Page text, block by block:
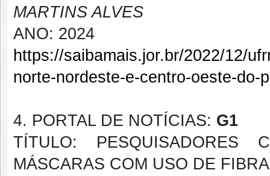
MARTINS ALVES
ANO: 2024
https://saibamais.jor.br/2022/12/
norte-nordeste-e-centro-oeste-do-
4. PORTAL DE NOTÍCIAS: G1
TÍTULO: PESQUISADORES
MÁSCARAS COM USO DE